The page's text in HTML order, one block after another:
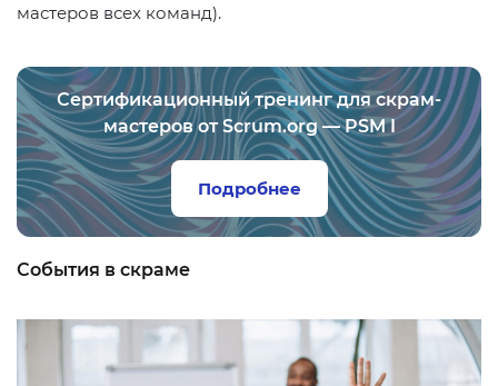
мастеров всех команд).
Сертификационный тренинг для скрам-
мастеров от Scrum.org — PSM I
Подробнее
События в скраме